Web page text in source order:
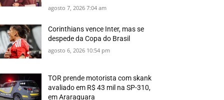
agosto 7, 2026 7:04 am
Corinthians vence Inter, mas se
despede da Copa do Brasil
agosto 6, 2026 10:54 pm
TOR prende motorista com skank
avaliado em R$ 43 mil na SP-310,
em Araraquara